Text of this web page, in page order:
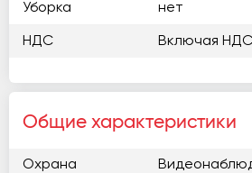
Уборка нет
НДС Включая НДС
Общие характеристики
Охрана